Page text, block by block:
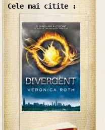
Cele mai citite :